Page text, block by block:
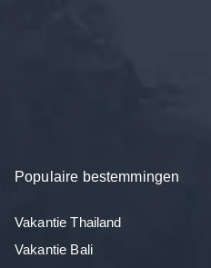
Populaire bestemmingen
Vakantie Thailand
Vakantie Bali